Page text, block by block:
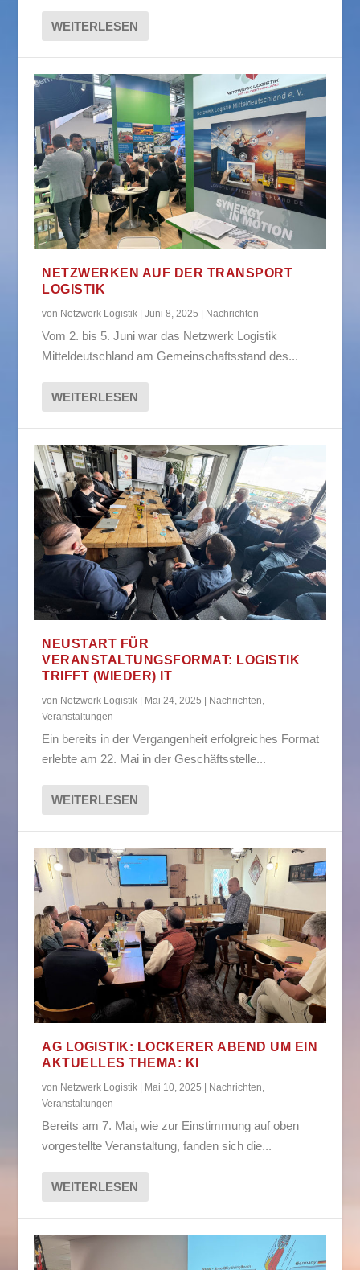
WEITERLESEN
NETZWERKEN AUF DER TRANSPORT
LOGISTIK
von Netzwerk Logistik |Juni 8, 2025 Nachrichten
Vom 2. bis 5. Juni war das Netzwerk Logistik
Mitteldeutschland am Gemeinschaftsstand des...
WEITERLESEN
NEUSTART FÜR
VERANSTALTUNGSFORMAT: LOGISTIK
TRIFFT (WIEDER) IT
von Netzwerk Logistik Mai 24, 2025 Nachrichten,
Veranstaltungen
Ein bereits in der Vergangenheit erfolgreiches Format
erlebte am 22. Mai in der Geschäftsstelle...
WEITERLESEN
AG LOGISTIK: LOCKERER ABEND UM EIN
AKTUELLES THEMA: KI
von Netzwerk Logistik | Mai 10, 2025 | Nachrichten,
Veranstaltungen
Bereits am 7. Mai, wie zur Einstimmung auf oben
vorgestellte Veranstaltung, fanden sich die...
WEITERLESEN